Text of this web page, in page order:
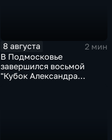
8 августа
2 мин
В Подмосковье
завершился восьмой
"Кубок Александра